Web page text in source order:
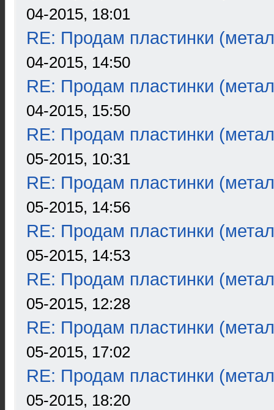
04-2015, 18:01
RE: Продам пластинки
04-2015, 14:50
RE: Продам пластинки
04-2015, 15:50
RE: Продам пластинки
05-2015, 10:31
RE: Продам пластинки
05-2015, 14:56
RE: Продам пластинки
05-2015, 14:53
RE: Продам пластинки
05-2015, 12:28
RE: Продам пластинки
05-2015, 17:02
RE: Продам пластинки
05-2015, 18:20